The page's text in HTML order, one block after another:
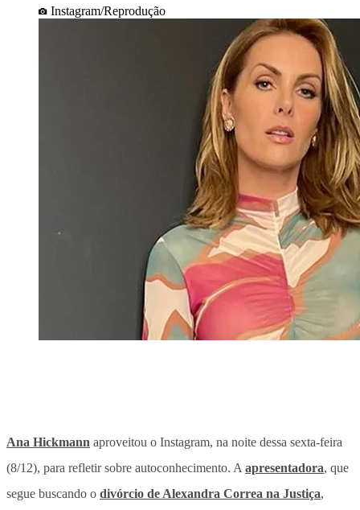
Instagram/Reprodução
Ana Hickmann aproveitou o Instagram, na noite dessa sexta-feira
(8/12), para refletir sobre autoconhecimento. A apresentadora, que
segue buscando o divórcio de Alexandra Correa na Justiça,